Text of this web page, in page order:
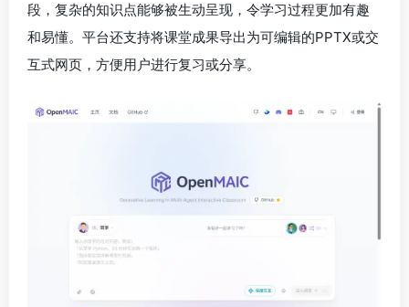
段，复杂的知识点能够被生动呈现，令学习过程更加有趣
和易懂。平台还支持将课堂成果导出为可编辑的PPTX或交
互式网页，方便用户进行复习或分享。